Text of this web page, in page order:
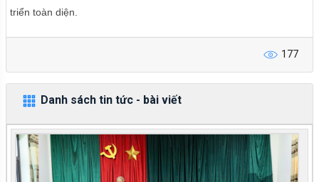
triển toàn diện.
177
Danh sách tin tức - bài viết